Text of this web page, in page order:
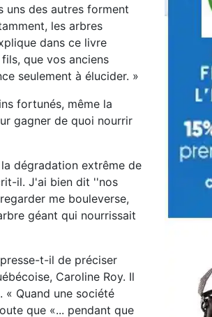
uns des autres forment
les arbres
dans ce livre
que vos anciens
seulement à élucider. »
fortunés, même la
gagner de quoi nourrir
dégradation extrême de
il. J'ai bien dit ''nos
me bouleverse,
géant qui nourrissait
t-il de préciser
Caroline Roy. Il
« Quand une société
que «... pendant que